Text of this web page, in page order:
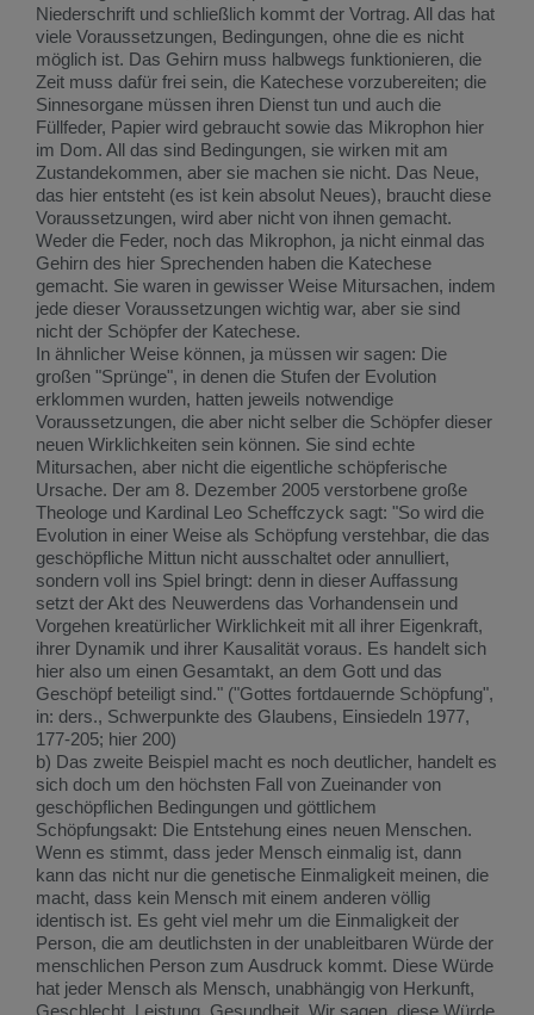
Niederschrift und schließlich kommt der Vortrag. All das hat
viele Voraussetzungen, Bedingungen, ohne die es nicht
möglich ist. Das Gehirn muss halbwegs funktionieren, die
Zeit muss dafür frei sein, die Katechese vorzubereiten; die
Sinnesorgane müssen ihren Dienst tun und auch die
Füllfeder, Papier wird gebraucht sowie das Mikrophon hier
im Dom. All das sind Bedingungen, sie wirken mit am
Zustandekommen, aber sie machen sie nicht. Das Neue,
das hier entsteht (es ist kein absolut Neues), braucht diese
Voraussetzungen, wird aber nicht von ihnen gemacht.
Weder die Feder, noch das Mikrophon, ja nicht einmal das
Gehirn des hier Sprechenden haben die Katechese
gemacht. Sie waren in gewisser Weise Mitursachen, indem
jede dieser Voraussetzungen wichtig war, aber sie sind
nicht der Schöpfer der Katechese.
In ähnlicher Weise können, ja müssen wir sagen: Die
großen "Sprünge", in denen die Stufen der Evolution
erklommen wurden, hatten jeweils notwendige
Voraussetzungen, die aber nicht selber die Schöpfer dieser
neuen Wirklichkeiten sein können. Sie sind echte
Mitursachen, aber nicht die eigentliche schöpferische
Ursache. Der am 8. Dezember 2005 verstorbene große
Theologe und Kardinal Leo Scheffczyck sagt: "So wird die
Evolution in einer Weise als Schöpfung verstehbar, die das
geschöpfliche Mittun nicht ausschaltet oder annulliert,
sondern voll ins Spiel bringt: denn in dieser Auffassung
setzt der Akt des Neuwerdens das Vorhandensein und
Vorgehen kreatürlicher Wirklichkeit mit all ihrer Eigenkraft,
ihrer Dynamik und ihrer Kausalität voraus. Es handelt sich
hier also um einen Gesamtakt, an dem Gott und das
Geschöpf beteiligt sind." ("Gottes fortdauernde Schöpfung",
in: ders., Schwerpunkte des Glaubens, Einsiedeln 1977,
177-205; hier 200)
b) Das zweite Beispiel macht es noch deutlicher, handelt es
sich doch um den höchsten Fall von Zueinander von
geschöpflichen Bedingungen und göttlichem
Schöpfungsakt: Die Entstehung eines neuen Menschen.
Wenn es stimmt, dass jeder Mensch einmalig ist, dann
kann das nicht nur die genetische Einmaligkeit meinen, die
macht, dass kein Mensch mit einem anderen völlig
identisch ist. Es geht viel mehr um die Einmaligkeit der
Person, die am deutlichsten in der unableitbaren Würde der
menschlichen Person zum Ausdruck kommt. Diese Würde
hat jeder Mensch als Mensch, unabhängig von Herkunft,
Geschlecht. Leistung, Gesundheit. Wir sagen, diese Würde